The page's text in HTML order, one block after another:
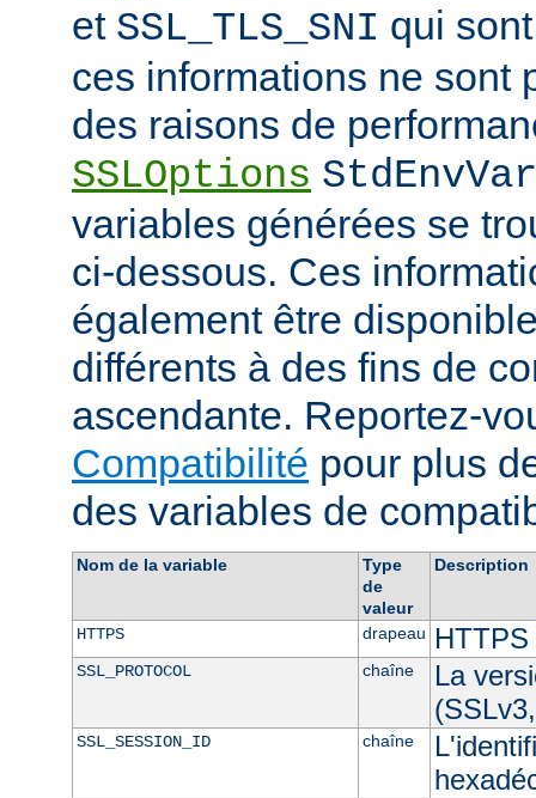
et SSL_TLS_SNI qui
ces informations ne sont
des raisons de
SSLOptions
variables générées se
ci-dessous. Ces
également être
différents à des fins de
ascendante. Reportez-
Compatibilité pour plus
des variables de
Nom de la variable
Type
de
valeur
Description
HTTPS drapeau
SSL_PROTOCOL chaîne
La
SSL_SESSION_ID chaîne